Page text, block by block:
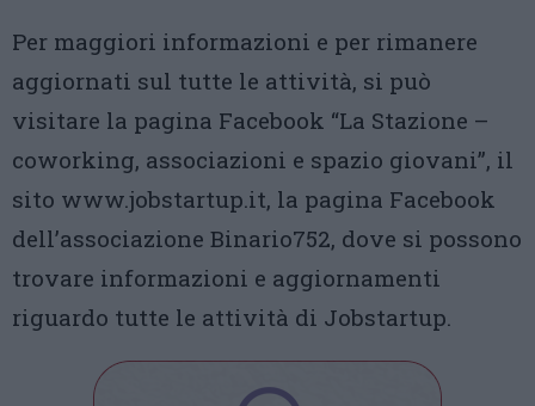
Per maggiori informazioni e per rimanere
aggiornati sul tutte le attività, si può
visitare la pagina Facebook “La Stazione –
coworking, associazioni e spazio giovani”, il
sito www.jobstartup.it, la pagina Facebook
dell’associazione Binario752, dove si possono
trovare informazioni e aggiornamenti
riguardo tutte le attività di Jobstartup.